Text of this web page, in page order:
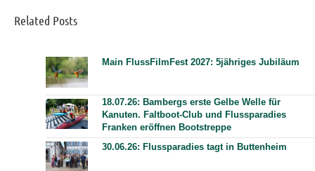
Related Posts
Main FlussFilmFest 2027: 5jähriges Jubiläum
18.07.26: Bambergs erste Gelbe Welle für
Kanuten. Faltboot-Club und Flussparadies
Franken eröffnen Bootstreppe
30.06.26: Flussparadies tagt in Buttenheim